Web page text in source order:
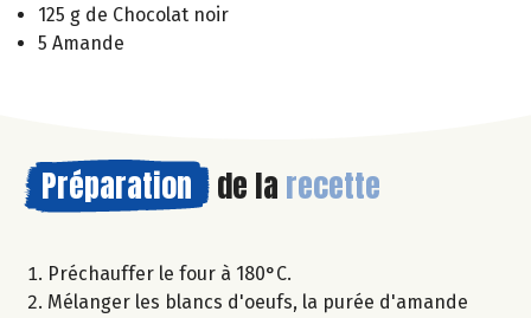
125 g de Chocolat noir
5 Amande
Préparation de la recette
Préchauffer le four à 180°C.
Mélanger les blancs d'oeufs, la purée d'amande